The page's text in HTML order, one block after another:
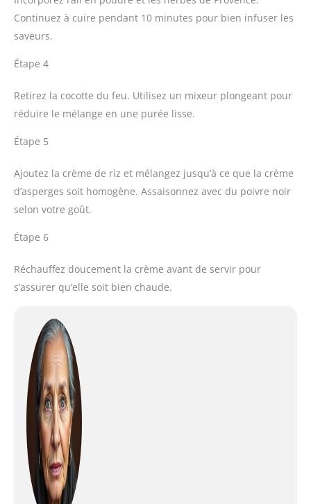
Continuez à cuire pendant 10 minutes pour bien infuser les
saveurs.
Étape 4
Retirez la cocotte du feu. Utilisez un mixeur plongeant pour
réduire le mélange en une purée lisse.
Étape 5
Ajoutez la crème de riz et mélangez jusqu’à ce que la crème
d’asperges soit homogène. Assaisonnez avec du poivre noir
selon votre goût.
Étape 6
Réchauffez doucement la crème avant de servir pour
s’assurer qu’elle soit bien chaude.